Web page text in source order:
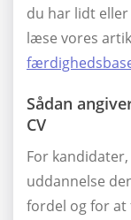
du har lidt
læse vores
Sådan
CV
For
uddannelse
fordel og for at